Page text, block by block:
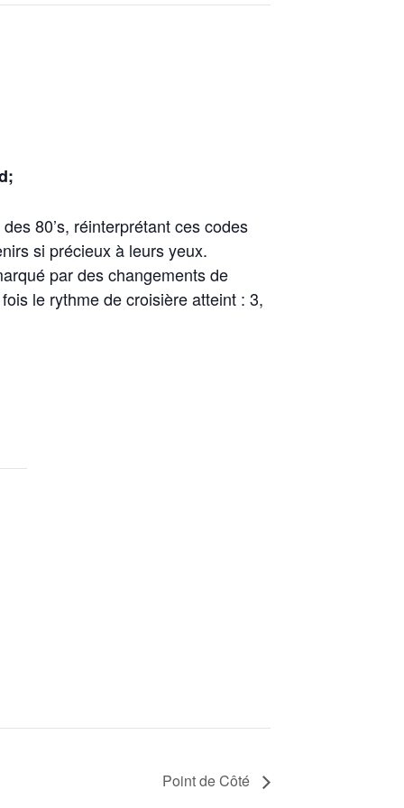
80’s, réinterprétant ces codes
si précieux à leurs yeux.
par des changements de
le rythme de croisière atteint : 3,
Point de Côté